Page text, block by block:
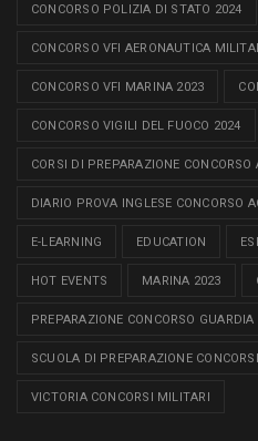
CONCORSO POLIZIA DI STATO 2024
CONCORSO VFI AERONAUTICA
CONCORSO VFI MARINA 2023
CONCORSO VIGILI DEL FUOCO 2024
CORSI DI PREPARAZIONE CONCORSO
DIARIO PROVA INGLESE CONCORSO
E-LEARNING EDUCATION
HOT EVENTS MARINA 2023
PREPARAZIONE CONCORSO
SCUOLA DI PREPARAZIONE
VICTORIA CONCORSI MILITARI